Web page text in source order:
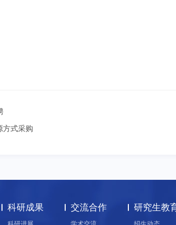
方式采购
科研成果 交流合作 研究生教